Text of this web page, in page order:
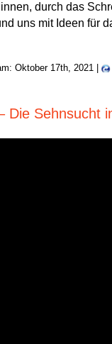
durch das
uns mit Ideen für
Oktober 17th, 2021 |
Die Sehnsucht